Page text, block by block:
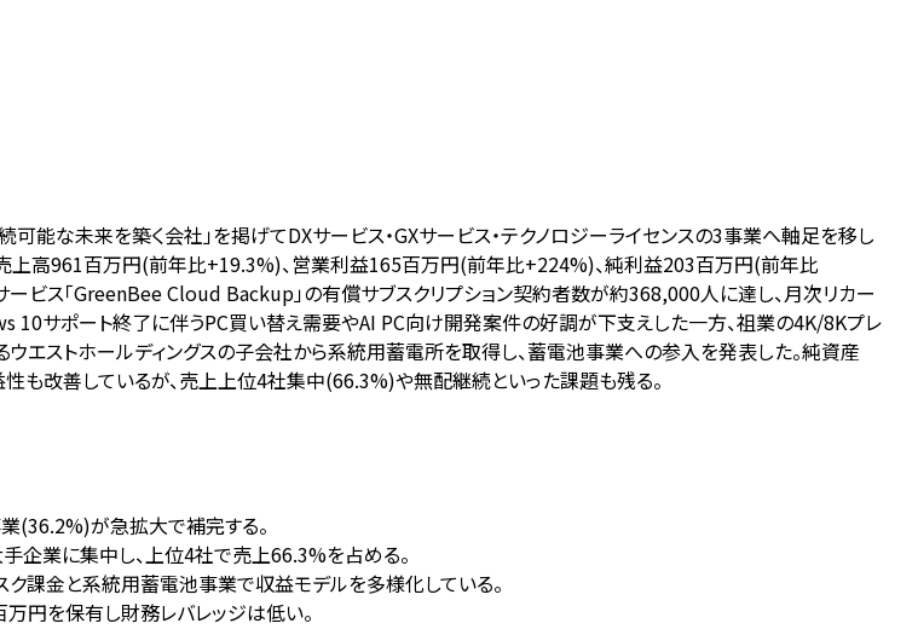
な未来を築く会社」を掲げてDXサービス・GXサービス・テクノロジーライセンスの3事業へ軸足を移し
上高961百万円(前年比+19.3%)、営業利益165百万円(前年比+224%)、純利益203百万円(前年比
ビス「GreenBee Cloud Backup」の有償サブスクリプション契約者数が約368,000人に達し、月次リカー
10サポート終了に伴うPC買い替え需要やAI PC向け開発案件の好調が下支えした一方、祖業の4K/8Kプレ
エストホールディングスの子会社から系統用蓄電所を取得し、蓄電池事業への参入を発表した。純資産
も改善しているが、売上上位4社集中(66.3%)や無配継続といった課題も残る。
(36.2%)が急拡大で補完する。
企業に集中し、上位4社で売上66.3%を占める。
ク課金と系統用蓄電池事業で収益モデルを多様化している。
円を保有し財務レバレッジは低い。